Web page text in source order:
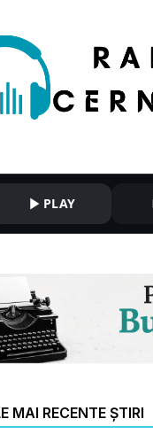
PLAY
MAI RECENTE ȘTIRI